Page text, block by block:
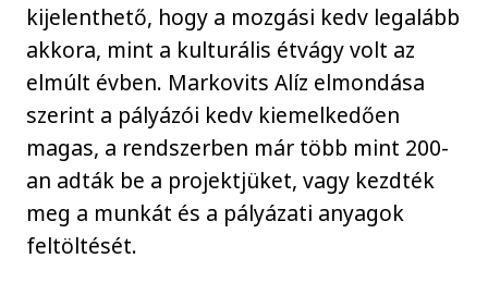
kijelenthető, hogy a mozgási kedv legalább
akkora, mint a kulturális étvágy volt az
elmúlt évben. Markovits Alíz elmondása
szerint a pályázói kedv kiemelkedően
magas, a rendszerben már több mint 200-
an adták be a projektjüket, vagy kezdték
meg a munkát és a pályázati anyagok
feltöltését.